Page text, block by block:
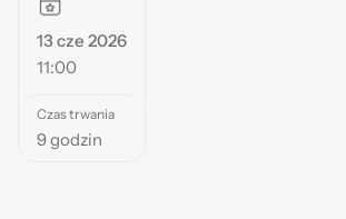
13 cze 2026
11:00
Czas trwania
9 godzin